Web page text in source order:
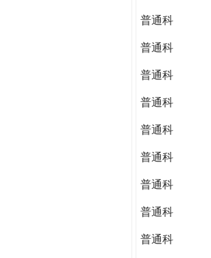
普通科
普通科
普通科
普通科
普通科
普通科
普通科
普通科
普通科